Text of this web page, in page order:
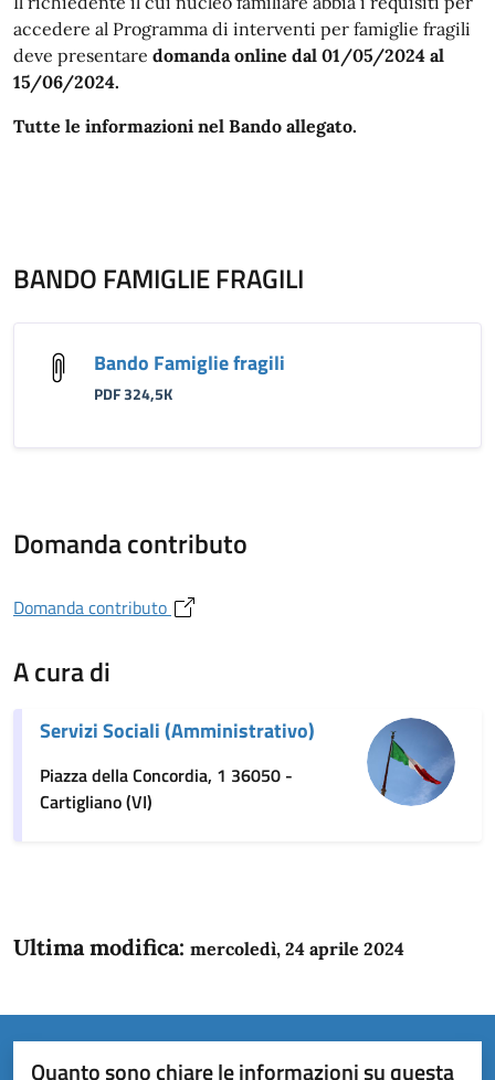
accedere al Programma di interventi per famiglie fragili
deve presentare domanda online dal 01/05/2024 al
15/06/2024.
Tutte le informazioni nel Bando allegato.
BANDO FAMIGLIE FRAGILI
Bando Famiglie fragili
PDF 324,5K
Domanda contributo
Domanda contributo
A cura di
Servizi Sociali (Amministrativo)
Piazza della Concordia, 1 36050 -
Cartigliano (VI)
Ultima modifica: mercoledì, 24 aprile 2024
Quanto sono chiare le informazioni su questa